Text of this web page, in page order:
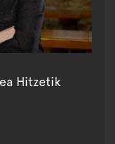
Hitzetik